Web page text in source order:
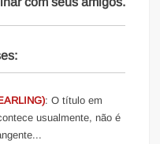
: O título em
usualmente, não é